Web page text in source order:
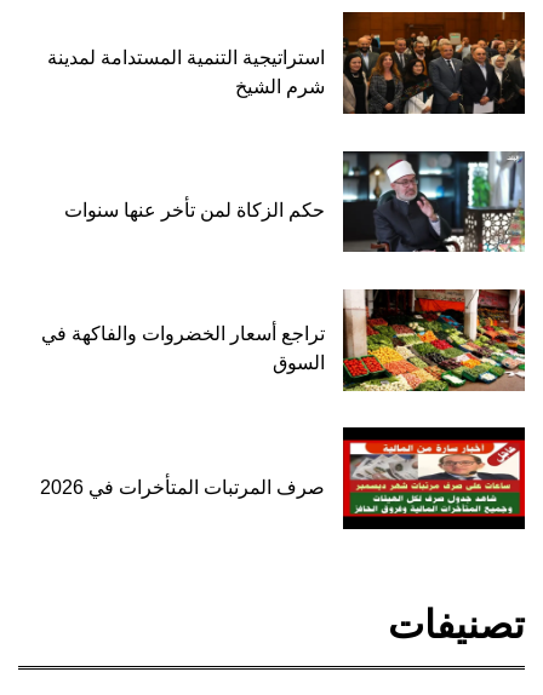
استراتيجية التنمية المستدامة لمدينة
شرم الشيخ
حكم الزكاة لمن تأخر عنها سنوات
تراجع أسعار الخضروات والفاكهة في
السوق
صرف المرتبات المتأخرات في 2026
تصنيفات